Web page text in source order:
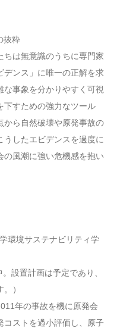
抜粋
は無意識のうちに専門家
デンス」に唯一の正解を求
事象を分かりやすく可視
下すための強力なツール
から自然破壊や原発事故の
うしたエビデンスを過度に
の風潮に強い危機感を抱い
環境サステナビリティ学
設置計画は予定であり、
）
年の事故を機に原発会
コストを過小評価し、原子